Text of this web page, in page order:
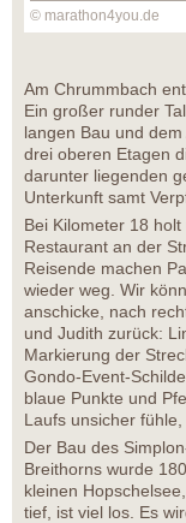
© marathon4you.de
Am Chrummbach
Ein großer runder
langen Bau und
drei oberen Etagen
darunter liegenden
Unterkunft samt
Bei Kilometer 18
Restaurant an der
Reisende machen
wieder weg. Wir
anschicke, nach
und Judith zurück:
Markierung der
Gondo-Event-
blaue Punkte und
Laufs unsicher
Der Bau des
Breithorns wurde
kleinen
tief, ist viel los. Es